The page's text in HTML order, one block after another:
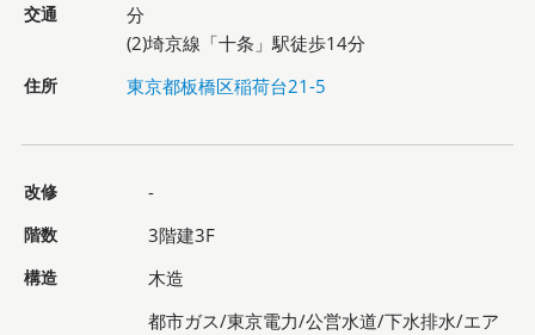
交通
分
(2)埼京線「十条」駅徒歩14分
住所 東京都板橋区稲荷台21-5
改修 -
階数 3階建3F
構造 木造
都市ガス/東京電力/公営水道/下水排水/エア